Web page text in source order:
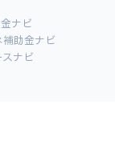
ナビ
補助金ナビ
スナビ